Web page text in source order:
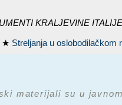
KRALJEVINE
★ Streljanja u oslobodilačkom
materijali su u